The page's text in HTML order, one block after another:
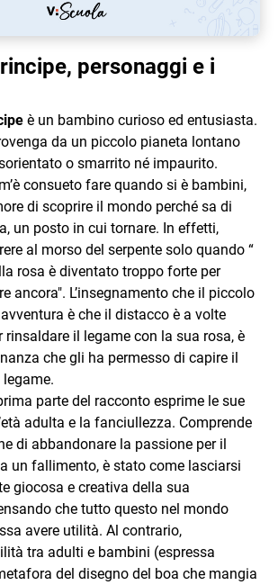
personaggi e i
è un bambino curioso ed entusiasta.
da un piccolo pianeta lontano
o smarrito né impaurito.
consueto fare quando si è bambini,
di scoprire il mondo perché sa di
un posto in cui tornare. In effetti,
al morso del serpente solo quando “
rosa è diventato troppo forte per
ancora". L’insegnamento che il piccolo
è che il distacco è a volte
rinsaldare il legame con la sua rosa, è
che gli ha permesso di capire il
parte del racconto esprime le sue
adulta e la fanciullezza. Comprende
di abbandonare la passione per il
un fallimento, è stato come lasciarsi
giocosa e creativa della sua
che tutto questo nel mondo
avere utilità. Al contrario,
tra adulti e bambini (espressa
del disegno del boa che mangia